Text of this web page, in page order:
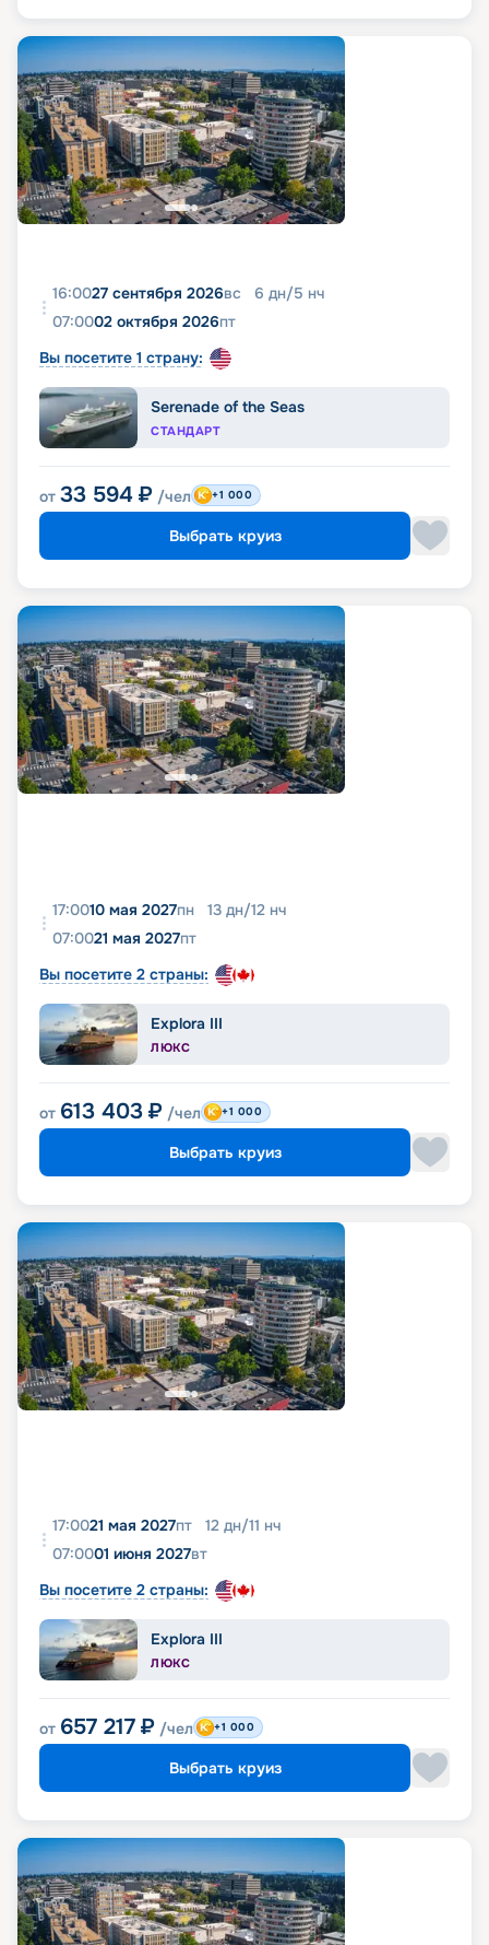
16:0027 сентября 2026вс 6 дн/5 нч
07:0002 октября 2026пт
Вы посетите 1 страну:
Serenade of the Seas
СТАНДАРТ
от 33 594 ₽ /чел +1 000
Выбрать круиз
17:0010 мая 2027пн 13 дн/12 нч
07:0021 мая 2027пт
Вы посетите 2 страны:
Explora III
ЛЮКС
от 613 403 ₽ /чел +1 000
Выбрать круиз
17:0021 мая 2027пт 12 дн/11 нч
07:0001 июня 2027вт
Вы посетите 2 страны:
Explora III
ЛЮКС
от 657 217 ₽ /чел +1 000
Выбрать круиз